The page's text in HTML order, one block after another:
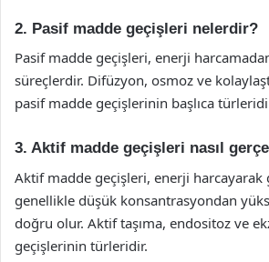
2. Pasif madde geçişleri nelerdir?
Pasif madde geçişleri, enerji
süreçlerdir. Difüzyon, osmoz ve
pasif madde geçişlerinin başlıca
3. Aktif madde geçişleri nasıl
Aktif madde geçişleri, enerji harcayarak
genellikle düşük konsantrasyondan
doğru olur. Aktif taşıma, endositoz ve
geçişlerinin türleridir.